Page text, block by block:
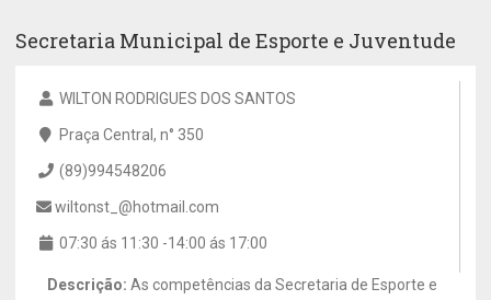
Secretaria Municipal de Esporte e Juventude
WILTON RODRIGUES DOS SANTOS
Praça Central, n° 350
(89)994548206
wiltonst_@hotmail.com
07:30 ás 11:30 -14:00 ás 17:00
Descrição: As competências da Secretaria de Esporte e